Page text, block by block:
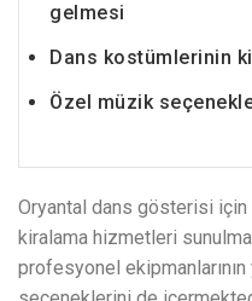
gelmesi
Dans kostümlerinin
Özel müzik
Oryantal dans gösterisi için
kiralama hizmetleri
profesyonel